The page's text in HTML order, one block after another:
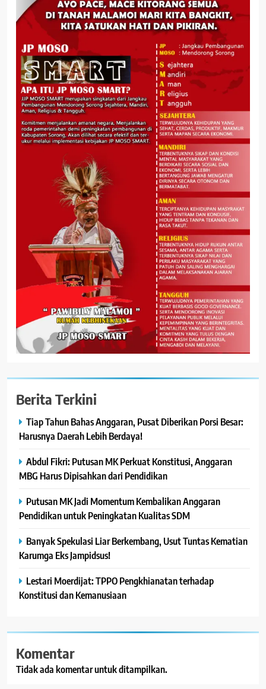
Berita Terkini
Tiap Tahun Bahas Anggaran, Pusat Diberikan Porsi Besar:
Harusnya Daerah Lebih Berdaya!
Abdul Fikri: Putusan MK Perkuat Konstitusi, Anggaran
MBG Harus Dipisahkan dari Pendidikan
Putusan MK Jadi Momentum Kembalikan Anggaran
Pendidikan untuk Peningkatan Kualitas SDM
Banyak Spekulasi Liar Berkembang, Usut Tuntas Kematian
Karumga Eks Jampidsus!
Lestari Moerdijat: TPPO Pengkhianatan terhadap
Konstitusi dan Kemanusiaan
Komentar
Tidak ada komentar untuk ditampilkan.